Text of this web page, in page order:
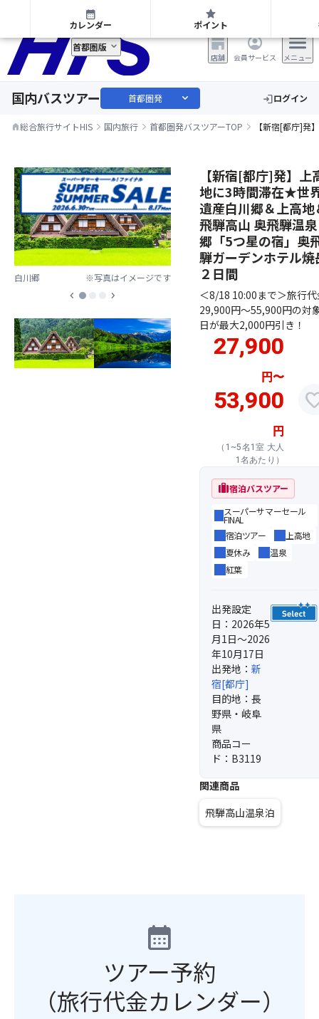
首都圏発 日帰り・宿泊バスツアー
首都圏版
店舗 会員サービス メニュー
国内バスツアー 首都圏発 expand_more loginログイン
home総合旅行サイトHIS 国内旅行 首都圏発バスツアーTOP 【新宿[都庁]発
白川郷 ※写真はイメージです
chevron_left chevron_right
【新宿[都庁]発】上
地に3時間滞在★世
遺産白川郷＆上高地
飛騨高山 奥飛騨温泉
郷「5つ星の宿」奥
騨ガーデンホテル焼
２日間
＜8/18 10:00まで＞旅行代
29,900円～55,900円の対
日が最大2,000円引き！
27,900
円〜
53,900
円
（1~5名1室 大人
1名あたり）
trip宿泊バスツアー
スーパーサマーセール
FINAL
宿泊ツアー
上高地
夏休み
温泉
紅葉
出発設定
日：2026年5
月1日～2026
年10月17日
出発地： 新
宿[都庁]
目的地：長
野県・岐阜
県
商品コー
ド：B3119
関連商品
飛騨高山温泉泊
calendar_month
ツアー予約
（旅行代金カレンダー）
calendar_month
カレンダー
star
ポイント